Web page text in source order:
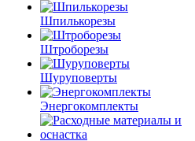
Шпилькорезы
Штроборезы
Шуруповерты
Энергокомплекты